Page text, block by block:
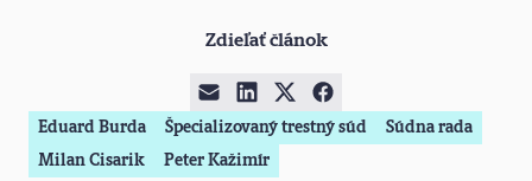
Zdieľať článok
Eduard Burda Špecializovaný trestný súd
Súdna rada
Milan Cisarik
Peter Kažimír